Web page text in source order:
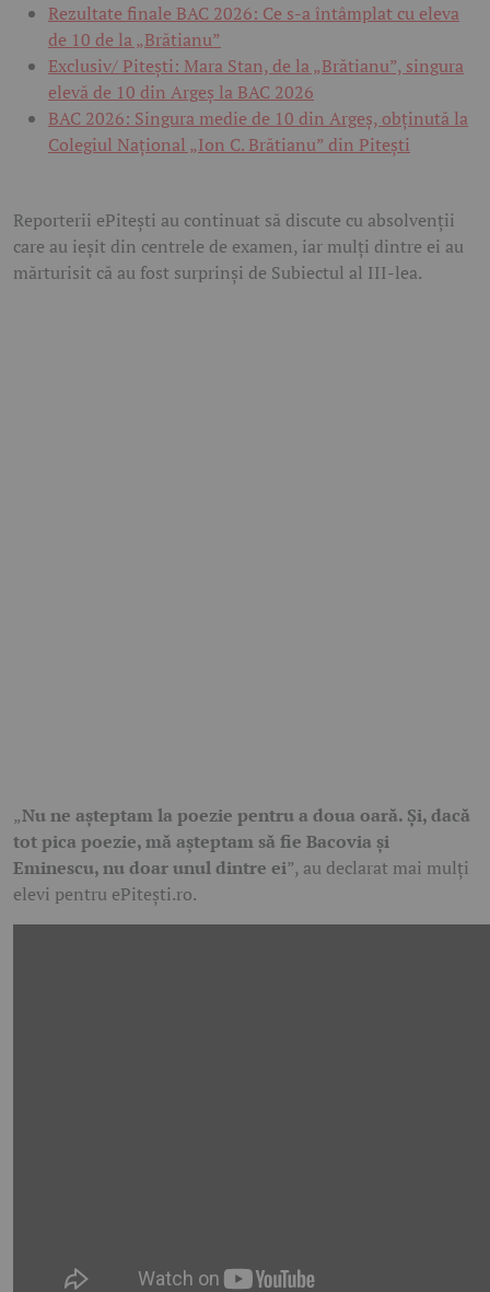
Rezultate finale BAC 2026: Ce s-a întâmplat cu eleva
de 10 de la „Brătianu”
Exclusiv/ Pitești: Mara Stan, de la „Brătianu”, singura
elevă de 10 din Argeș la BAC 2026
BAC 2026: Singura medie de 10 din Argeș, obținută la
Colegiul Național „Ion C. Brătianu” din Pitești
Reporterii ePitești au continuat să discute cu absolvenții
care au ieșit din centrele de examen, iar mulți dintre ei au
mărturisit că au fost surprinși de Subiectul al III-lea.
„Nu ne așteptam la poezie pentru a doua oară. Și, dacă
tot pica poezie, mă așteptam să fie Bacovia și
Eminescu, nu doar unul dintre ei”, au declarat mai mulți
elevi pentru ePitești.ro.